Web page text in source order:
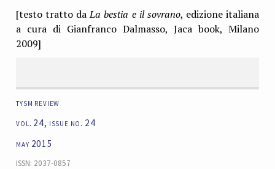
[testo tratto daLa bestia e il sovrano, edizione italiana
a cura di Gianfranco Dalmasso, Jaca book, Milano
2009]
tysm review
vol. 24, issue no. 24
may 2015
ISSN: 2037-0857